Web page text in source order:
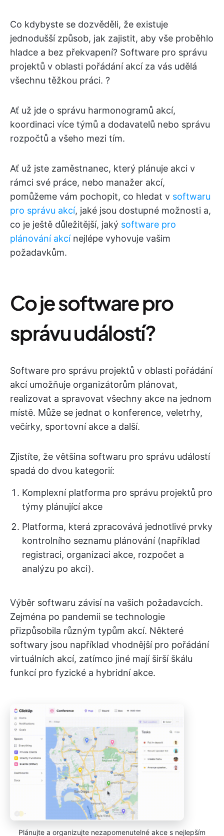
Co kdybyste se dozvěděli, že existuje
jednodušší způsob, jak zajistit, aby vše proběhlo
hladce a bez překvapení? Software pro správu
projektů v oblasti pořádání akcí za vás udělá
všechnu těžkou práci. ?️
Ať už jde o správu harmonogramů akcí,
koordinaci více týmů a dodavatelů nebo správu
rozpočtů a všeho mezi tím.
Ať už jste zaměstnanec, který plánuje akci v
rámci své práce, nebo manažer akcí,
pomůžeme vám pochopit, co hledat v softwaru
pro správu akcí, jaké jsou dostupné možnosti a,
co je ještě důležitější, jaký software pro
plánování akcínejlépe vyhovuje vašim
požadavkům.
Co je software pro
správu událostí?
Software pro správu projektů v oblasti pořádání
akcí umožňuje organizátorům plánovat,
realizovat a spravovat všechny akce na jednom
místě. Může se jednat o konference, veletrhy,
večírky, sportovní akce a další.
Zjistíte, že většina softwaru pro správu událostí
spadá do dvou kategorií:
Komplexní platforma pro správu projektů pro
týmy plánující akce
Platforma, která zpracovává jednotlivé prvky
kontrolního seznamu plánování (například
registraci, organizaci akce, rozpočet a
analýzu po akci).
Výběr softwaru závisí na vašich požadavcích.
Zejména po pandemii se technologie
přizpůsobila různým typům akcí. Některé
softwary jsou například vhodnější pro pořádání
virtuálních akcí, zatímco jiné mají širší škálu
funkcí pro fyzické a hybridní akce.
Plánujte a organizujte nezapomenutelné akce s nejlepším